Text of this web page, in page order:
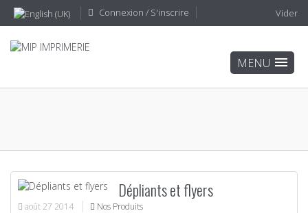
Connexion / S'inscrire Vider
Dépliants et flyers
août 27 2014 Nos Produits